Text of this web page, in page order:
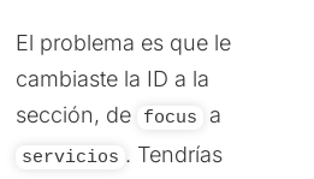
El problema es que le
cambiaste la ID a la
sección, de
focus a
servicios . Tendrías